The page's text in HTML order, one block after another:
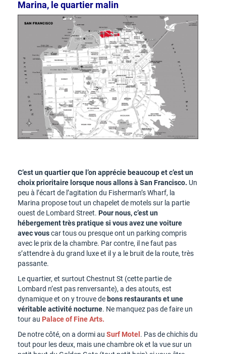
Marina, le quartier malin
C’est un quartier que l’on apprécie beaucoup et c’est un
choix prioritaire lorsque nous allons à San Francisco. Un
peu à l’écart de l’agitation du Fisherman’s Wharf, la
Marina propose tout un chapelet de motels sur la partie
ouest de Lombard Street. Pour nous, c’est un
hébergement très pratique si vous avez une voiture
avec vouscar tous ou presque ont un parking compris
avec le prix de la chambre. Par contre, il ne faut pas
s’attendre à du grand luxe et il y a le bruit de la route, très
passante.
Le quartier, et surtout Chestnut St (cette partie de
Lombard n’est pas renversante), a des atouts, est
dynamique et on y trouve de bons restaurants et une
véritable activité nocturne. Ne manquez pas de faire un
tour au Palace of Fine Arts.
De notre côté, on a dormi au Surf Motel . Pas de chichis du
tout pour les deux, mais une chambre ok et la vue sur un